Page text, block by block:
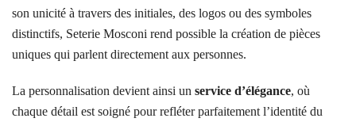
son unicité à travers des initiales, des logos ou des symboles
distinctifs, Seterie Mosconi rend possible la création de pièces
uniques qui parlent directement aux personnes.
La personnalisation devient ainsi un service d’élégance, où
chaque détail est soigné pour refléter parfaitement l’identité du